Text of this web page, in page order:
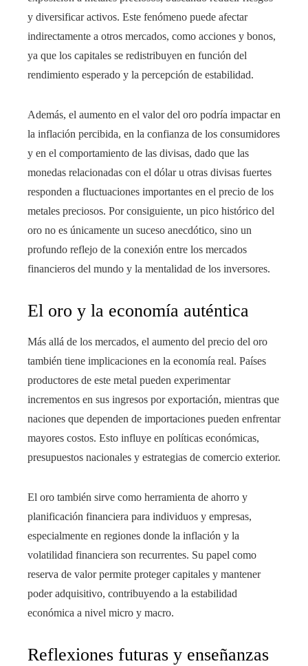
y diversificar activos. Este fenómeno puede afectar
indirectamente a otros mercados, como acciones y bonos,
ya que los capitales se redistribuyen en función del
rendimiento esperado y la percepción de estabilidad.
Además, el aumento en el valor del oro podría impactar en
la inflación percibida, en la confianza de los consumidores
y en el comportamiento de las divisas, dado que las
monedas relacionadas con el dólar u otras divisas fuertes
responden a fluctuaciones importantes en el precio de los
metales preciosos. Por consiguiente, un pico histórico del
oro no es únicamente un suceso anecdótico, sino un
profundo reflejo de la conexión entre los mercados
financieros del mundo y la mentalidad de los inversores.
El oro y la economía auténtica
Más allá de los mercados, el aumento del precio del oro
también tiene implicaciones en la economía real. Países
productores de este metal pueden experimentar
incrementos en sus ingresos por exportación, mientras que
naciones que dependen de importaciones pueden enfrentar
mayores costos. Esto influye en políticas económicas,
presupuestos nacionales y estrategias de comercio exterior.
El oro también sirve como herramienta de ahorro y
planificación financiera para individuos y empresas,
especialmente en regiones donde la inflación y la
volatilidad financiera son recurrentes. Su papel como
reserva de valor permite proteger capitales y mantener
poder adquisitivo, contribuyendo a la estabilidad
económica a nivel micro y macro.
Reflexiones futuras y enseñanzas